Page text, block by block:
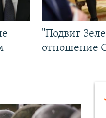
"Подвиг
отношение